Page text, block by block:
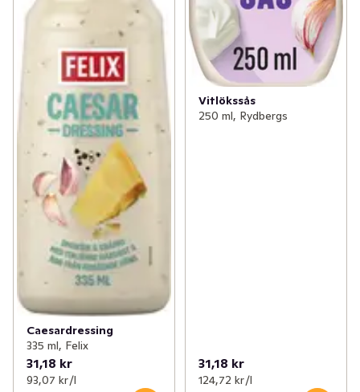
Caesardressing
335 ml, Felix
31,18 kr
93,07 kr /l
Vitlökssås
250 ml, Rydbergs
31,18 kr
124,72 kr /l